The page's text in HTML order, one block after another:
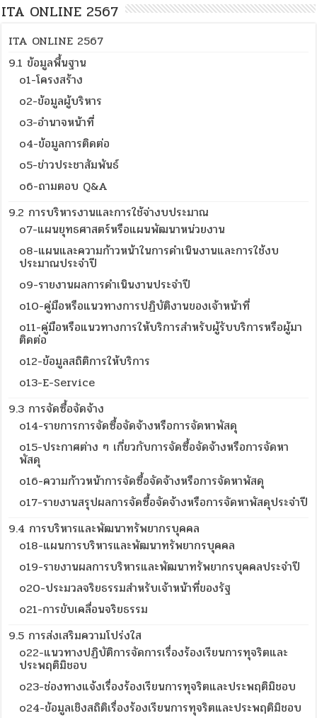
ITA ONLINE 2567
ITA ONLINE 2567
9.1 ข้อมูลพื้นฐาน
o1-โครงสร้าง
o2-ข้อมูลผู้บริหาร
o3-อำนาจหน้าที่
o4-ข้อมูลการติดต่อ
o5-ข่าวประชาสัมพันธ์
o6-ถามตอบ Q&A
9.2 การบริหารงานและการใช้จ่างบประมาณ
o7-แผนยุทธศาสตร์หรือแผนพัฒนาหน่วยงาน
o8-แผนและความก้าวหน้าในการดำเนินงานและการใช้งบ
ประมาณประจำปี
o9-รายงานผลการดำเนินงานประจำปี
o10-คู่มือหรือแนวทางการปฏิบัติงานของเจ้าหน้าที่
o11-คู่มือหรือแนวทางการให้บริการสำหรับผู้รับบริการหรือผู้มา
ติดต่อ
o12-ข้อมูลสถิติการให้บริการ
o13-E-Service
9.3 การจัดซื้อจัดจ้าง
o14-รายการการจัดซื้อจัดจ้างหรือการจัดหาพัสดุ
o15-ประกาศต่าง ๆ เกี่ยวกับการจัดซื้อจัดจ้างหรือการจัดหา
พัสดุ
o16-ความก้าวหน้าการจัดซื้อจัดจ้างหรือการจัดหาพัสดุ
o17-รายงานสรุปผลการจัดซื้อจัดจ้างหรือการจัดหาพัสดุประจำปี
9.4 การบริหารและพัฒนาทรัพยากรบุคคล
o18-แผนการบริหารและพัฒนาทรัพยากรบุคคล
o19-รายงานผลการบริหารและพัฒนาทรัพยากรบุคคลประจำปี
o20-ประมวลจริยธรรมสำหรับเจ้าหน้าที่ของรัฐ
o21-การขับเคลื่อนจริยธรรม
9.5 การส่งเสริมความโปร่งใส
o22-แนวทางปฏิบัติการจัดการเรื่องร้องเรียนการทุจริตและ
ประพฤติมิชอบ
o23-ช่องทางแจ้งเรื่องร้องเรียนการทุจริตและประพฤติมิชอบ
o24-ข้อมูลเชิงสถิติเรื่องร้องเรียนการทุจริตและประพฤติมิชอบ